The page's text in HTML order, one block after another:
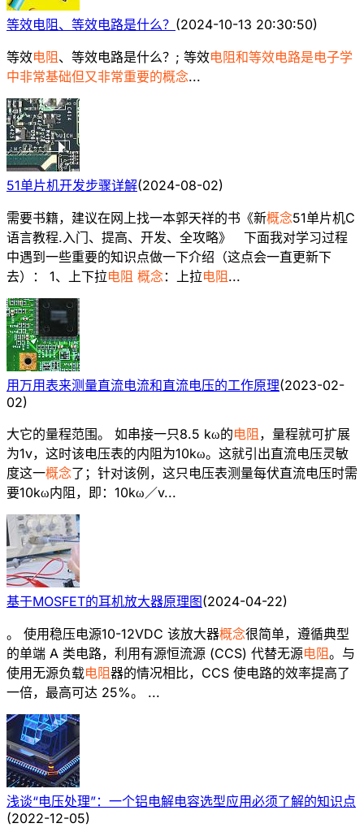
等效电阻、等效电路是什么？ (2024-10-13 20:30:50)
等效电阻、等效电路是什么？; 等效电阻和等效电路是电子学
中非常基础但又非常重要的概念...
51单片机开发步骤详解(2024-08-02)
需要书籍，建议在网上找一本郭天祥的书《新概念51单片机C
语言教程.入门、提高、开发、全攻略》 下面我对学习过程
中遇到一些重要的知识点做一下介绍（这点会一直更新下
去）： 1、上下拉电阻 概念：上拉电阻...
用万用表来测量直流电流和直流电压的工作原理(2023-02-
02)
大它的量程范围。 如串接一只8.5 kω的电阻 ，量程就可扩展
为1v，这时该电压表的内阻为10kω。这就引出直流电压灵敏
度这一概念了；针对该例，这只电压表测量每伏直流电压时需
要10kω内阻，即：10kω／v...
基于MOSFET的耳机放大器原理图(2024-04-22)
。 使用稳压电源10-12VDC 该放大器概念很简单，遵循典型
的单端 A 类电路，利用有源恒流源 (CCS) 代替无源电阻。与
使用无源负载电阻器的情况相比，CCS 使电路的效率提高了
一倍，最高可达 25%。 ...
浅谈“电压处理”：一个铝电解电容选型应用必须了解的知识点
(2022-12-05)